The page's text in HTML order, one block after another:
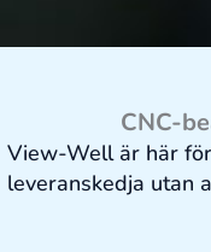
CNC-
View-Well är här
leveranskedja utan